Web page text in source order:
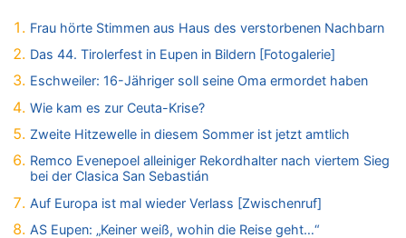
In Belgien missachten zwei von drei Autofahrern das
Tempolimit in 30er-Zonen – Untersuchung von Vias
07.08.2026 - 15:56 von Eifel_er zu
Teufel vorgestellt: „Ist mir eine große Ehre“
07.08.2026 - 15:43 von Hausmeister zu
Wie kam es zur Ceuta-Krise?
07.08.2026 - 15:30 von Soso zu
Aachen ab 11. August wieder Mekka des Pferdesports –
Frau hörte Stimmen aus Haus des verstorbenen Nachbarn
Das 44. Tirolerfest in Eupen in Bildern [Fotogalerie]
Eschweiler: 16-Jähriger soll seine Oma ermordet haben
Wie kam es zur Ceuta-Krise?
Zweite Hitzewelle in diesem Sommer ist jetzt amtlich
Remco Evenepoel alleiniger Rekordhalter nach viertem Sieg
bei der Clasica San Sebastián
Auf Europa ist mal wieder Verlass [Zwischenruf]
AS Eupen: „Keiner weiß, wohin die Reise geht…“